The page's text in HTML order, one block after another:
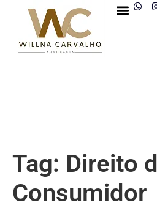
Tag: Direito
Consumidor